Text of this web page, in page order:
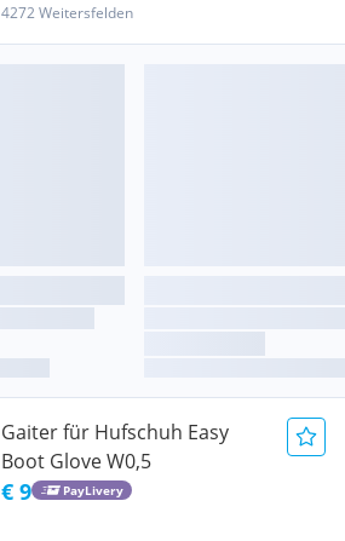
4272 Weitersfelden
Gaiter für Hufschuh Easy
Boot Glove W0,5
€ 9 PayLivery